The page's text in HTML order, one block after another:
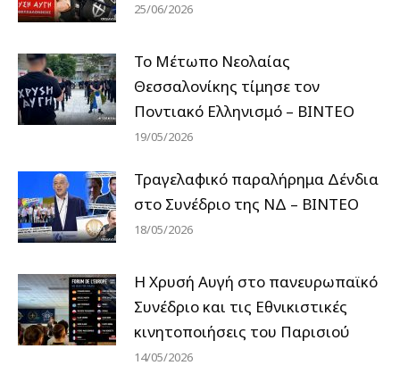
25/06/2026
Το Μέτωπο Νεολαίας
Θεσσαλονίκης τίμησε τον
Ποντιακό Ελληνισμό – ΒΙΝΤΕΟ
19/05/2026
Τραγελαφικό παραλήρημα Δένδια
στο Συνέδριο της ΝΔ – ΒΙΝΤΕΟ
18/05/2026
Η Χρυσή Αυγή στο πανευρωπαϊκό
Συνέδριο και τις Εθνικιστικές
κινητοποιήσεις του Παρισιού
14/05/2026